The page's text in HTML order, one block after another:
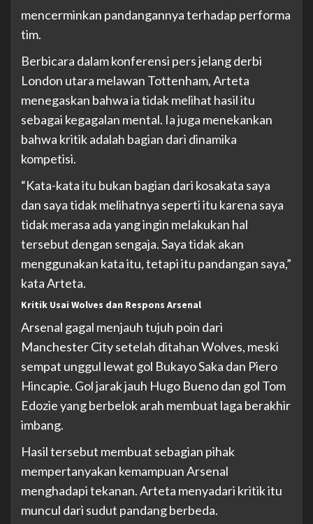
mencerminkan pandangannya terhadap performa
tim.
Berbicara dalam konferensi pers jelang derbi
London utara melawan Tottenham, Arteta
menegaskan bahwa ia tidak melihat hasil itu
sebagai kegagalan mental. Ia juga menekankan
bahwa kritik adalah bagian dari dinamika
kompetisi.
“Kata-kata itu bukan bagian dari kosakata saya
dan saya tidak melihatnya seperti itu karena saya
tidak merasa ada yang ingin melakukan hal
tersebut dengan sengaja. Saya tidak akan
menggunakan kata itu, tetapi itu pandangan saya,”
kata Arteta.
Kritik Usai Wolves dan Respons Arsenal
Arsenal gagal menjauh tujuh poin dari
Manchester City setelah ditahan Wolves, meski
sempat unggul lewat gol Bukayo Saka dan Piero
Hincapie. Gol jarak jauh Hugo Bueno dan gol Tom
Edozie yang berbelok arah membuat laga berakhir
imbang.
Hasil tersebut membuat sebagian pihak
mempertanyakan kemampuan Arsenal
menghadapi tekanan. Arteta menyadari kritik itu
muncul dari sudut pandang berbeda.